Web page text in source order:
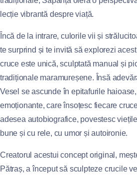
lecție vibrantă despre viață.
Încă de la intrare, culorile vii și
te surprind și te invită să explorezi
cruce este unică, sculptată manual și
tradiționale maramureșene. Însă
Vesel se ascunde în epitafurile
emoționante, care însoțesc fiecare
adesea autobiografice, povestesc
bune și cu rele, cu umor și autoironie.
Creatorul acestui concept original,
Pătraș, a început să sculpteze crucile